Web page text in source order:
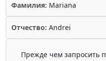
Фамилия: Mariana
Отчество: Andrei
Прежде чем запросить